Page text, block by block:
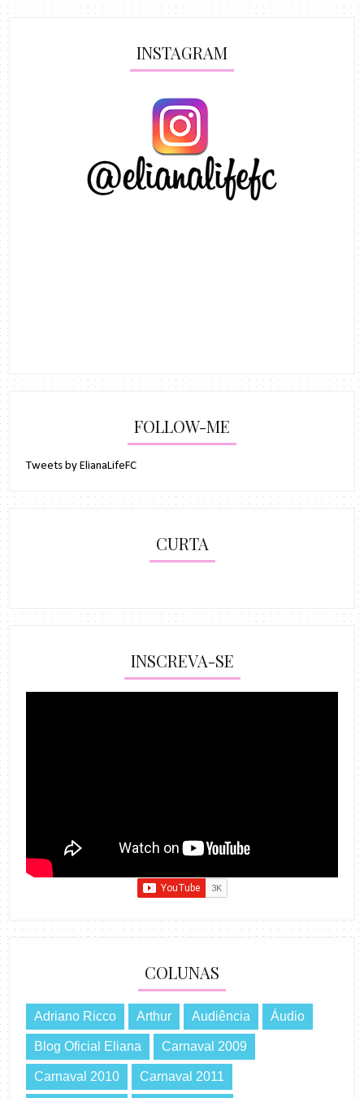
INSTAGRAM
FOLLOW-ME
Tweets by ElianaLifeFC
CURTA
INSCREVA-SE
COLUNAS
Adriano Ricco Arthur Audiência Áudio
Blog Oficial Eliana Carnaval 2009
Carnaval 2010 Carnaval 2011